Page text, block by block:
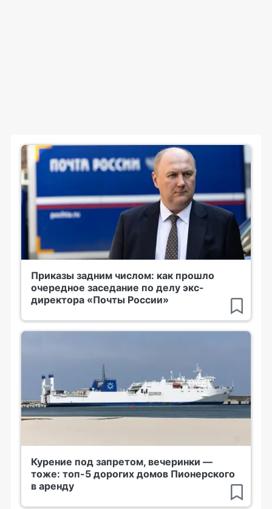
Приказы задним числом: как прошло
очередное заседание по делу экс-
директора «Почты России»
Курение под запретом, вечеринки —
тоже: топ-5 дорогих домов Пионерского
в аренду